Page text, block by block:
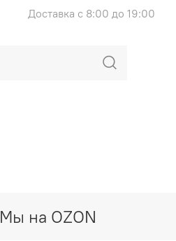
Доставка с 8:00 до 19:00
Мы на OZON